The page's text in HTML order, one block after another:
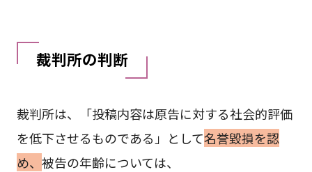
裁判所の判断
裁判所は、「投稿内容は原告に対する社会的評価
を低下させるものである」として名誉毀損を認
め、 被告の年齢については、